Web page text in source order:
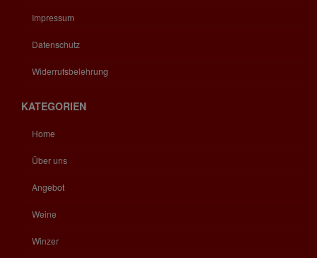
Impressum
Datenschutz
Widerrufsbelehrung
KATEGORIEN
Home
Über uns
Angebot
Weine
Winzer